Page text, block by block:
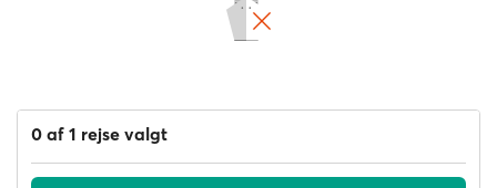
0 af 1 rejse valgt